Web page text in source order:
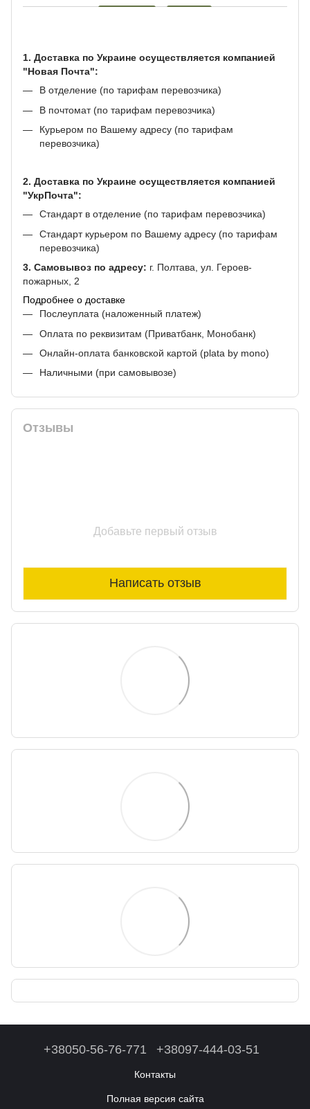
1. Доставка по Украине осуществляется компанией
"Новая Почта":
В отделение (по тарифам перевозчика)
В почтомат (по тарифам перевозчика)
Курьером по Вашему адресу (по тарифам
перевозчика)
2. Доставка по Украине осуществляется компанией
"УкрПочта":
Стандарт в отделение (по тарифам перевозчика)
Стандарт курьером по Вашему адресу (по тарифам
перевозчика)
3. Самовывоз по адресу: г. Полтава, ул. Героев-
пожарных, 2
Подробнее о доставке
Послеуплата (наложенный платеж)
Оплата по реквизитам (Приватбанк, Монобанк)
Онлайн-оплата банковской картой (plata by mono)
Наличными (при самовывозе)
Отзывы
Добавьте первый отзыв
Написать отзыв
+38050-56-76-771 +38097-444-03-51
Контакты
Полная версия сайта